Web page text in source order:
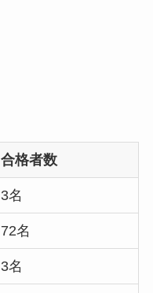
合格者数
3名
72名
3名